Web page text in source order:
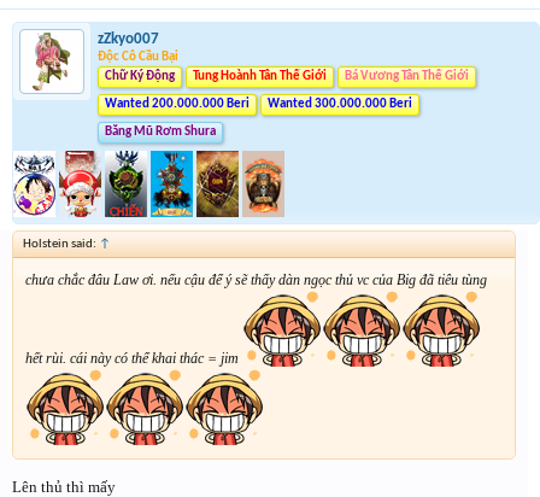
zZkyo007
Độc Cô Cầu Bại
Chữ Ký Động
Tung Hoành Tân Thế Giới Bá Vương Tân Thế Giới
Wanted 200.000.000 Beri Wanted 300.000.000 Beri
Băng Mũ Rơm Shura
Holstein said: ↑
chưa chắc đâu Law ơi. nếu cậu để ý sẽ thấy dàn ngọc thủ vc của Big đã tiêu tùng
hết rùi. cái này có thể khai thác = jim
Lên thủ thì mấy